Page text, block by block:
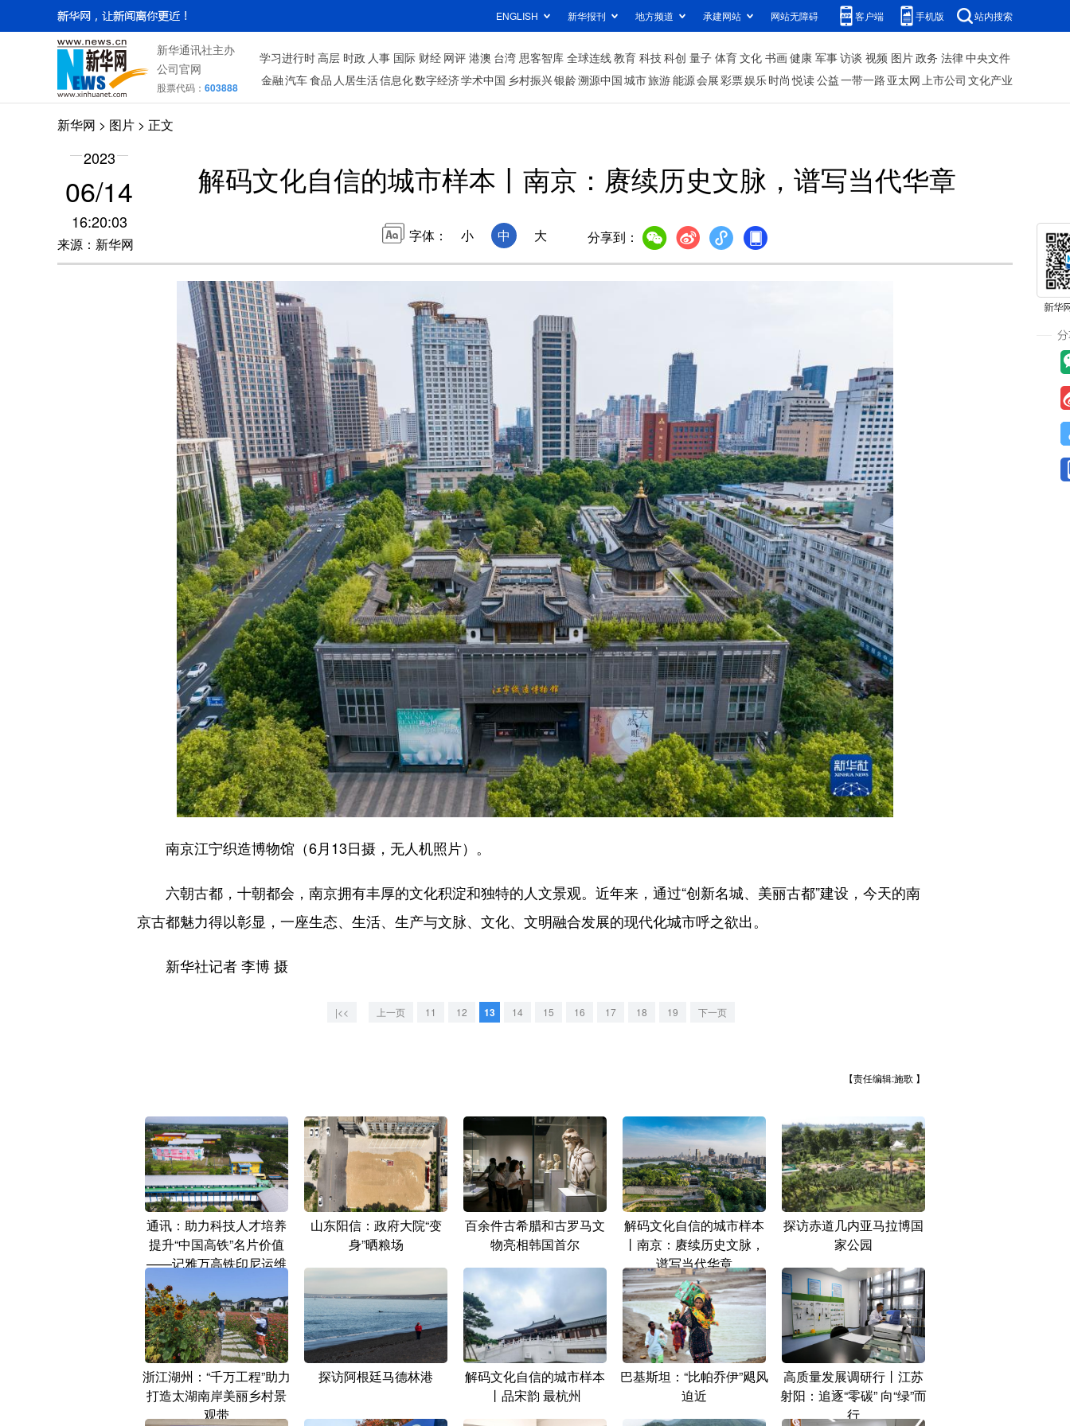
ENGLISH 新华报刊 地方频道 承建网站 网站无障碍 客户端 手机版 站内搜索
新华通讯社主办
公司官网
股票代码： 603888
学习进行时高层 时政 人事 国际 财经 网评 港澳 台湾 思客智库 全球连线教育 科技科创 量子 体育文化 书画健康 军事访谈 视频 图片政务 法律中央文件
金融汽车食品 人居生活信息化数字经济学术中国 乡村振兴银龄溯源中国城市旅游能源会展彩票娱乐时尚 悦读公益一带一路 亚太网上市公司 文化产业
新华网 > 图片 > 正文
2023
06/14
16:20:03
来源：新华网
解码文化自信的城市样本丨南京：赓续历史文脉，谱写当代华章
字体： 小 中 大 分享到：
南京江宁织造博物馆（6月13日摄，无人机照片）。
六朝古都，十朝都会，南京拥有丰厚的文化积淀和独特的人文景观。近年来，通过“创新名城、美丽古都”建设，今天的南
京古都魅力得以彰显，一座生态、生活、生产与文脉、文化、文明融合发展的现代化城市呼之欲出。
新华社记者 李博 摄
|<< 上一页 11 12 13 14 15 16 17 18 19 下一页
【责任编辑:施歌 】
通讯：助力科技人才培养
提升“中国高铁”名片价值
——记雅万高铁印尼运维
山东阳信：政府大院“变
身”晒粮场
百余件古希腊和古罗马文
物亮相韩国首尔
解码文化自信的城市样本
丨南京：赓续历史文脉，
谱写当代华章
探访赤道几内亚马拉博国
家公园
浙江湖州：“千万工程”助力
打造太湖南岸美丽乡村景
观带
探访阿根廷马德林港
解码文化自信的城市样本
丨品宋韵 最杭州
巴基斯坦：“比帕乔伊”飓风
迫近
高质量发展调研行丨江苏
射阳：追逐“零碳” 向“绿”而
行